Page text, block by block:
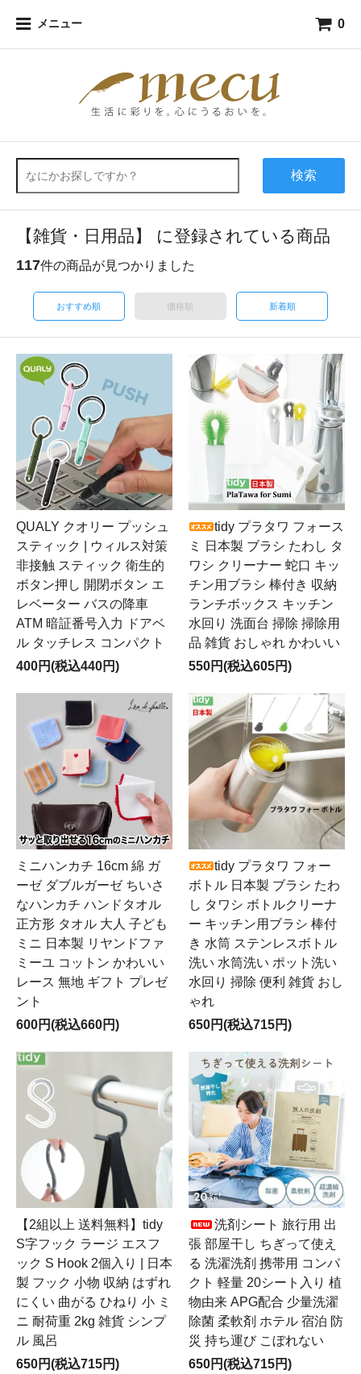
メニュー 0
検索
【雑貨・日用品】 に登録されている商品
117件の商品が見つかりました
おすすめ順 価格順 新着順
QUALY クオリー プッシュ
スティック | ウィルス対策
非接触 スティック 衛生的
ボタン押し 開閉ボタン エ
レベーター バスの降車
ATM 暗証番号入力 ドアベ
ル タッチレス コンパクト
400円(税込440円)
tidy プラタワ フォース
ミ 日本製 ブラシ たわし タ
ワシ クリーナー 蛇口 キッ
チン用ブラシ 棒付き 収納
ランチボックス キッチン
水回り 洗面台 掃除 掃除用
品 雑貨 おしゃれ かわいい
550円(税込605円)
ミニハンカチ 16cm 綿 ガ
ーゼ ダブルガーゼ ちいさ
なハンカチ ハンドタオル
正方形 タオル 大人 子ども
ミニ 日本製 リヤンドファ
ミーユ コットン かわいい
レース 無地 ギフト プレゼ
ント
600円(税込660円)
tidy プラタワ フォー
ボトル 日本製 ブラシ たわ
し タワシ ボトルクリーナ
ー キッチン用ブラシ 棒付
き 水筒 ステンレスボトル
洗い 水筒洗い ポット洗い
水回り 掃除 便利 雑貨 おし
ゃれ
650円(税込715円)
【2組以上 送料無料】tidy
S字フック ラージ エスフ
ック S Hook 2個入り | 日本
製 フック 小物 収納 はずれ
にくい 曲がる ひねり 小 ミ
ニ 耐荷重 2kg 雑貨 シンプ
ル 風呂
650円(税込715円)
洗剤シート 旅行用 出
張 部屋干し ちぎって使え
る 洗濯洗剤 携帯用 コンパ
クト 軽量 20シート入り 植
物由来 APG配合 少量洗濯
除菌 柔軟剤 ホテル 宿泊 防
災 持ち運び こぼれない
650円(税込715円)